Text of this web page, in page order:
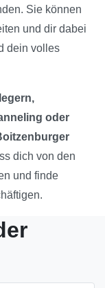
Sie können
und dir dabei
dein volles
oder
dich von den
und finde